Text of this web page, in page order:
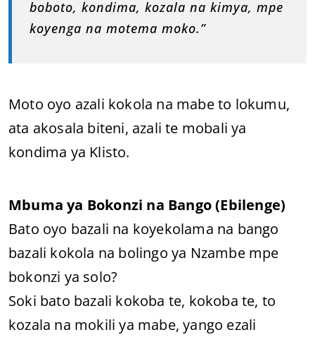
boboto, kondima, kozala na kimya, mpe
koyenga na motema moko.”
Moto oyo azali kokola na mabe to lokumu,
ata akosala biteni, azali te mobali ya
kondima ya Klisto.
Mbuma ya Bokonzi na Bango (Ebilenge)
Bato oyo bazali na koyekolama na bango
bazali kokola na bolingo ya Nzambe mpe
bokonzi ya solo?
Soki bato bazali kokoba te, kokoba te, to
kozala na mokili ya mabe, yango ezali